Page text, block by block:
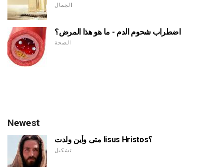
الجمال
اضطراب شحوم الدم - ما هو هذا المرض؟
الصحة
Newest
متى وأين ولدت Iisus Hristos؟
تشكيل